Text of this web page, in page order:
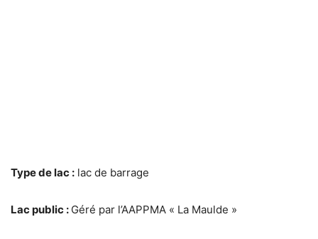
Type de lac : lac de barrage
Lac public : Géré par l’AAPPMA « La Maulde »